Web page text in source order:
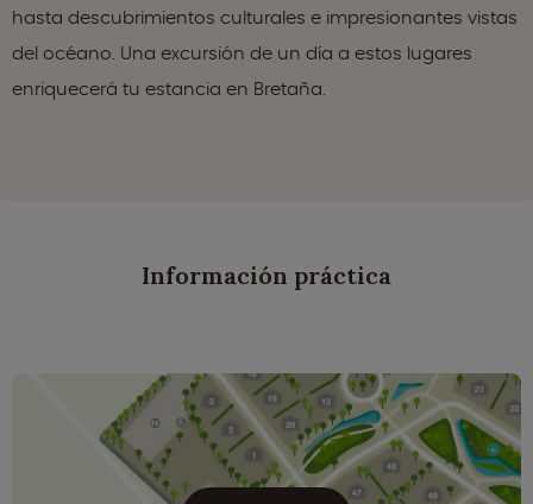
hasta descubrimientos culturales e impresionantes vistas
del océano. Una excursión de un día a estos lugares
enriquecerá tu estancia en Bretaña.
Información práctica